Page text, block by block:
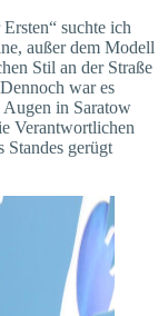
suchte ich
außer dem Modell
Stil an der Straße
war es
Augen in Saratow
Verantwortlichen
Standes gerügt